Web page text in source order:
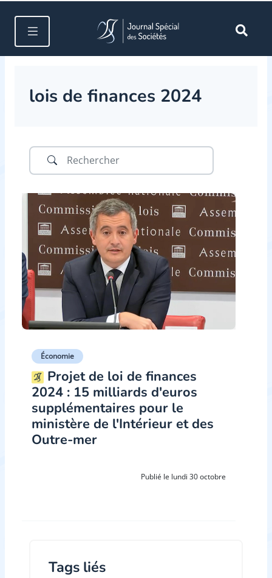
lois de finances 2024
Économie
Projet de loi de finances
2024 : 15 milliards d'euros
supplémentaires pour le
ministère de l'Intérieur et des
Outre-mer
Publié le lundi 30 octobre
Tags liés